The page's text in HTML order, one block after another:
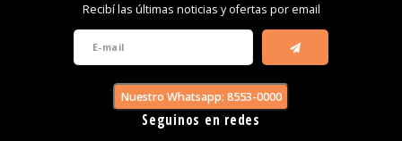
Recibí las últimas noticias y ofertas por email
Nuestro Whatsapp: 8553-0000
Seguinos en redes